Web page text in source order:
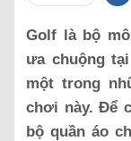
Golf là bộ
ưa chuộng
một trong
chơi này. Để
bộ quần áo